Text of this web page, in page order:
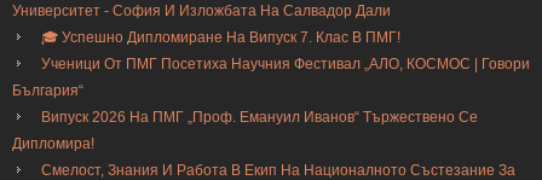
Университет - София И Изложбата На Салвадор Дали
🎓 Успешно Дипломиране На Випуск 7. Клас В ПМГ!
Ученици От ПМГ Посетиха Научния Фестивал „АЛО, КОСМОС | Говори
България“
Випуск 2026 На ПМГ „Проф. Емануил Иванов“ Тържествено Се
Дипломира!
Смелост, Знания И Работа В Екип На Националното Състезание За